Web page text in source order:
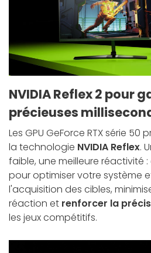
NVIDIA Reflex 2 pour
précieuses
Les GPU GeForce RTX série
la technologie NVIDIA Reflex.
faible, une meilleure réactivité
pour optimiser votre système
l'acquisition des cibles,
réaction et renforcer la
les jeux compétitifs.